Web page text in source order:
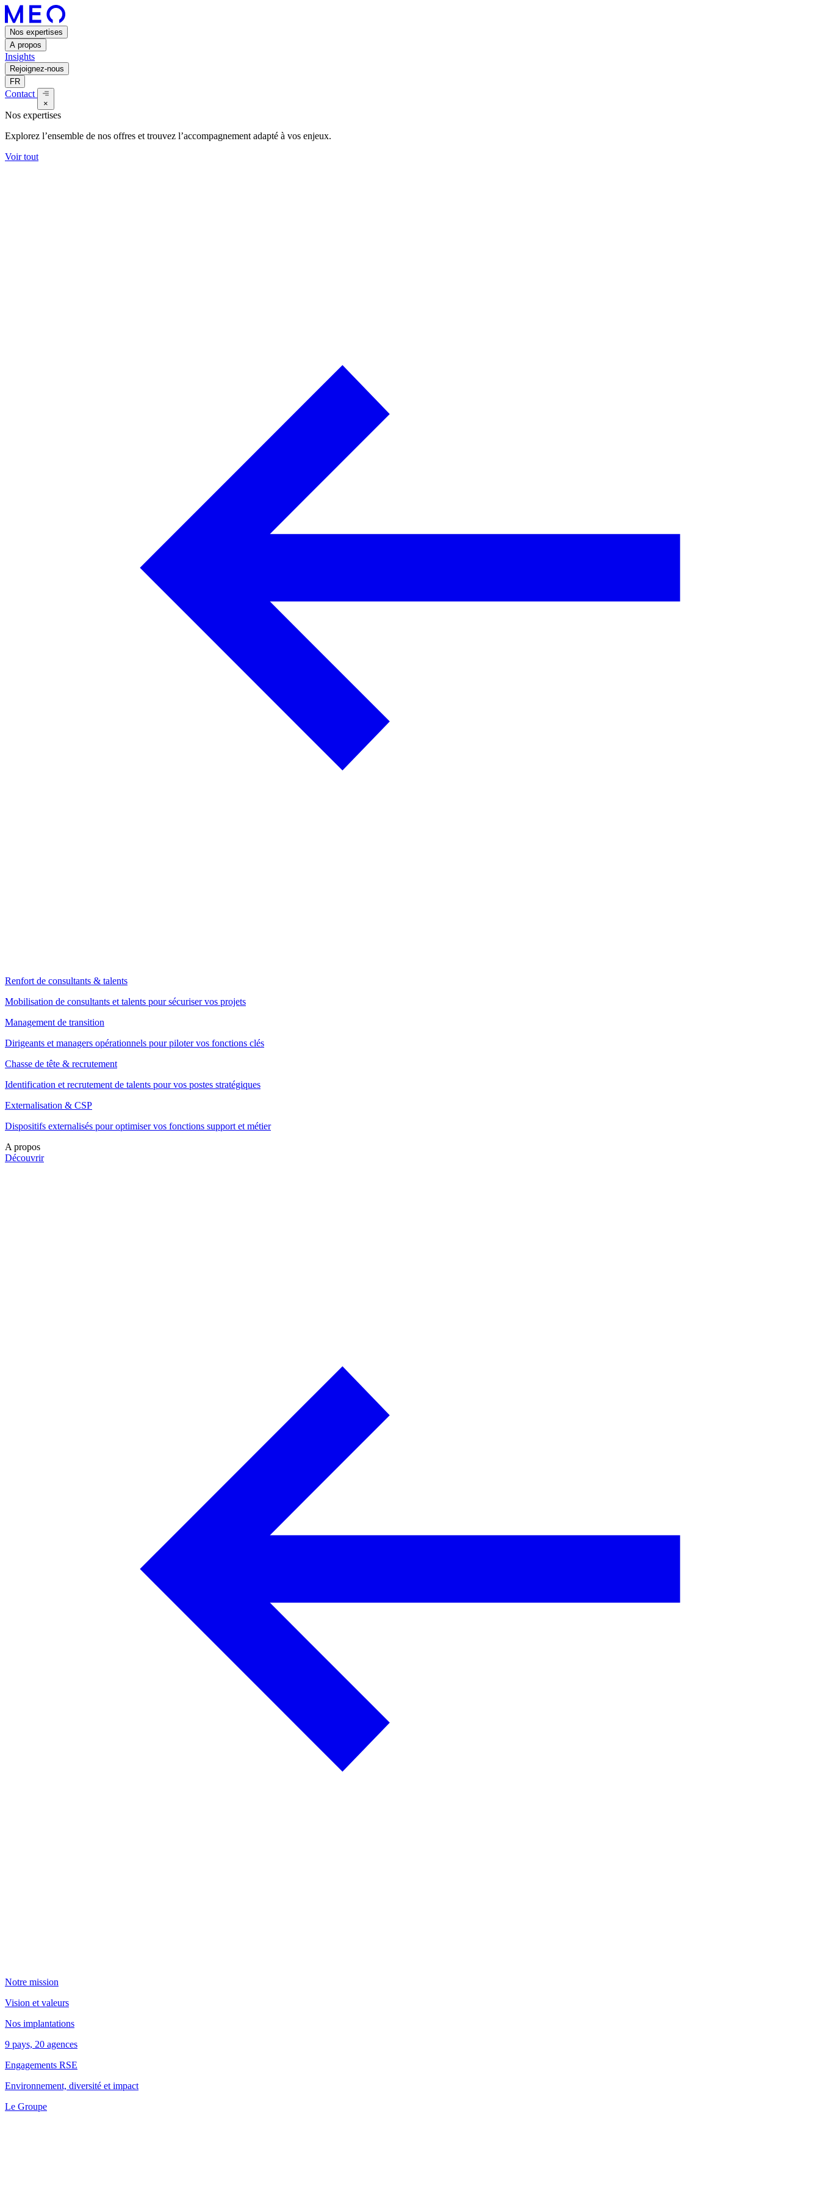
Nos expertises
A propos
Insights
Rejoignez-nous
FR
Contact
×
Nos expertises
Explorez l’ensemble de nos offres et trouvez l’accompagnement adapté à vos enjeux.
Voir tout
Renfort de consultants & talents
Mobilisation de consultants et talents pour sécuriser vos projets
Management de transition
Dirigeants et managers opérationnels pour piloter vos fonctions clés
Chasse de tête & recrutement
Identification et recrutement de talents pour vos postes stratégiques
Externalisation & CSP
Dispositifs externalisés pour optimiser vos fonctions support et métier
A propos
Découvrir
Notre mission
Vision et valeurs
Nos implantations
9 pays, 20 agences
Engagements RSE
Environnement, diversité et impact
Le Groupe